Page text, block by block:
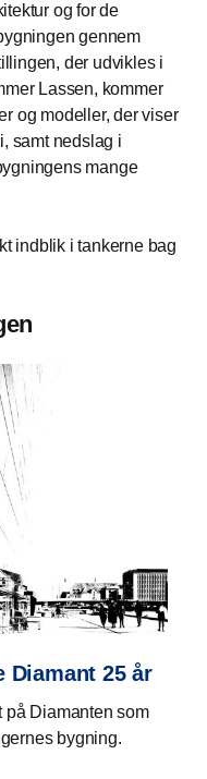
og for de
gennem
der udvikles i
Lassen, kommer
og modeller, der viser
samt nedslag i
mange
indblik i tankerne bag
Diamant 25 år
Diamanten som
bygning.